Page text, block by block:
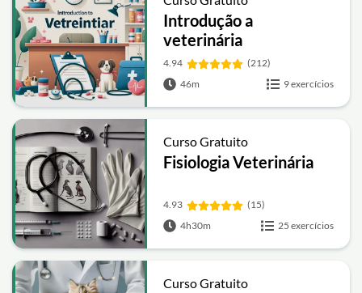
Introdução a
veterinária
4.94
(212)
46m
9 exercícios
Curso Gratuito
Fisiologia Veterinária
4.93
(15)
4h30m
25 exercícios
Curso Gratuito